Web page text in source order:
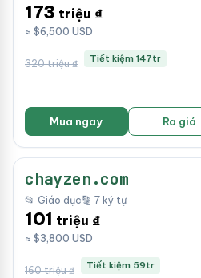
173 triệu ₫
≈ $6,500 USD
320 triệu ₫ Tiết kiệm 147tr
Mua ngay Ra giá
chayzen.com
📂 Giáo dục🔡 7 ký tự
101 triệu ₫
≈ $3,800 USD
160 triệu ₫ Tiết kiệm 59tr